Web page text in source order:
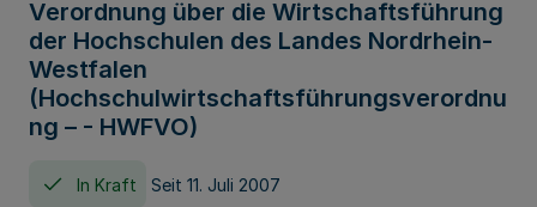
Verordnung über die Wirtschaftsführung
der Hochschulen des Landes Nordrhein-
Westfalen
(Hochschulwirtschaftsführungsverordnu
ng – - HWFVO)
In Kraft Seit 11. Juli 2007